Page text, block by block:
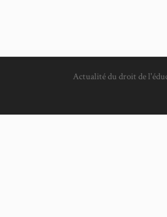
Actualité du droit de